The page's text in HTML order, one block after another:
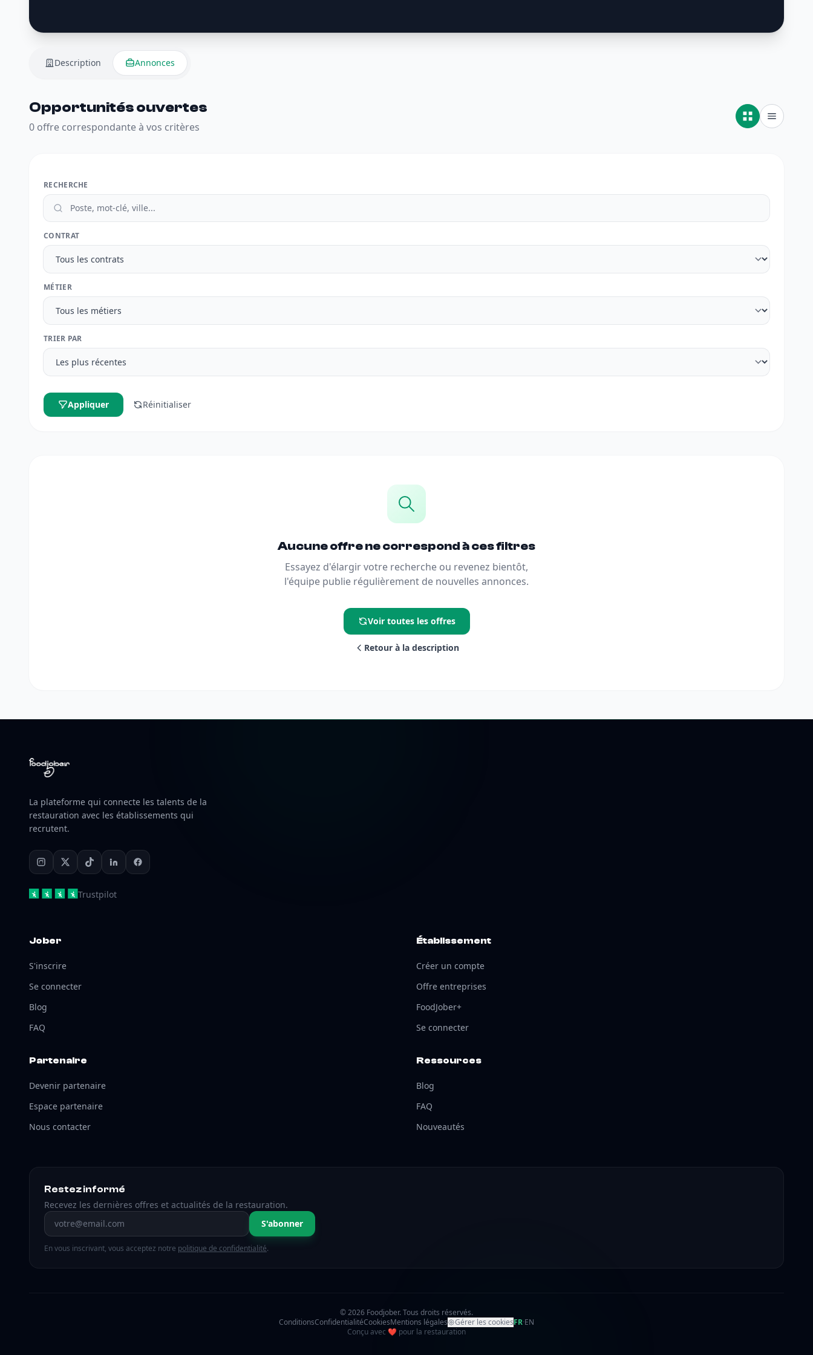
Description Annonces
Opportunités ouvertes
0 offre correspondante à vos critères
RECHERCHE
CONTRAT
MÉTIER
TRIER PAR
Appliquer Réinitialiser
Aucune offre ne correspond à ces filtres
Essayez d'élargir votre recherche ou revenez bientôt,
l'équipe publie régulièrement de nouvelles annonces.
Voir toutes les offres
Retour à la description
La plateforme qui connecte les talents de la
restauration avec les établissements qui
recrutent.
Trustpilot
Jober
S'inscrire
Se connecter
Blog
FAQ
Établissement
Créer un compte
Offre entreprises
FoodJober+
Se connecter
Partenaire
Devenir partenaire
Espace partenaire
Nous contacter
Ressources
Blog
FAQ
Nouveautés
Restez informé
Recevez les dernières offres et actualités de la restauration.
Adresse email S'abonner
En vous inscrivant, vous acceptez notre politique de confidentialité.
© 2026 Foodjober. Tous droits réservés.
ConditionsConfidentialitéCookiesMentions légales Gérer les cookiesFR·EN
Conçu avec ❤ amour
pour la restauration